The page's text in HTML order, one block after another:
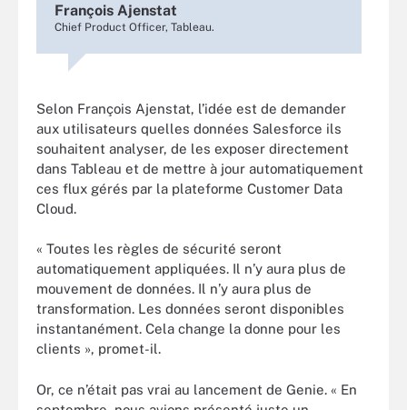
François Ajenstat
Chief Product Officer, Tableau.
Selon François Ajenstat, l’idée est de demander
aux utilisateurs quelles données Salesforce ils
souhaitent analyser, de les exposer directement
dans Tableau et de mettre à jour automatiquement
ces flux gérés par la plateforme Customer Data
Cloud.
« Toutes les règles de sécurité seront
automatiquement appliquées. Il n’y aura plus de
mouvement de données. Il n’y aura plus de
transformation. Les données seront disponibles
instantanément. Cela change la donne pour les
clients », promet-il.
Or, ce n’était pas vrai au lancement de Genie. « En